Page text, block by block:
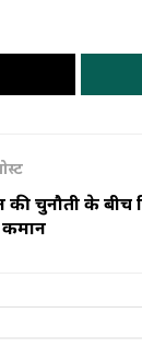
की चुनौती के बीच